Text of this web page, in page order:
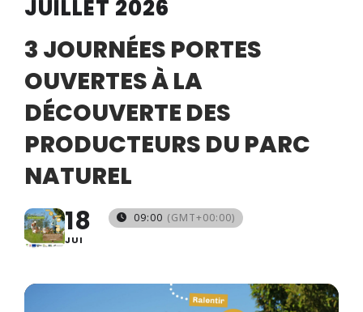
JUILLET 2026
3 JOURNÉES PORTES
OUVERTES À LA
DÉCOUVERTE DES
PRODUCTEURS DU PARC
NATUREL
18
JUI
09:00 (GMT+00:00)